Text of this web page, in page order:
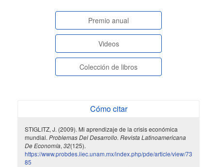
paginasespeciales
Premio anual
Videos
Colección de libros
Cómo citar
STIGLITZ, J. (2009). Mi aprendizaje de la crisis económica
mundial.Problemas Del Desarrollo. Revista Latinoamericana
De Economía,32(125).
https://www.probdes.iiec.unam.mx/index.php/pde/article/view/73
85